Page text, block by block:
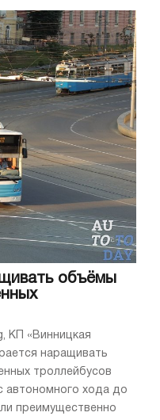
объёмы
КП «Винницкая
наращивать
троллейбусов
автономного хода до
преимущественно